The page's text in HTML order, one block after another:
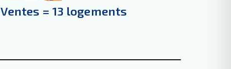
Ventes = 13 logements